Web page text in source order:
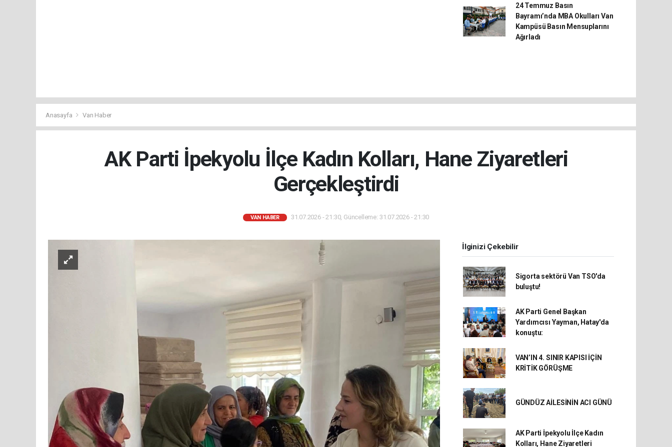
24 Temmuz Basın
Bayramı’nda MBA Okulları Van
Kampüsü Basın Mensuplarını
Ağırladı
Anasayfa Van Haber
AK Parti İpekyolu İlçe Kadın Kolları, Hane Ziyaretleri
Gerçekleştirdi
VAN HABER 31.07.2026 - 21:30, Güncelleme: 31.07.2026 - 21:30
İlginizi Çekebilir
Sigorta sektörü Van TSO'da
buluştu!
AK Parti Genel Başkan
Yardımcısı Yayman, Hatay'da
konuştu:
VAN’IN 4. SINIR KAPISI İÇİN
KRİTİK GÖRÜŞME
GÜNDÜZ AİLESİNİN ACI GÜNÜ
AK Parti İpekyolu İlçe Kadın
Kolları, Hane Ziyaretleri